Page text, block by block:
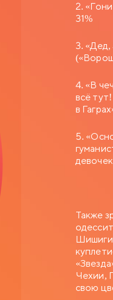
2.
31%
3.
4. «В
всё
в
5.
Также
Шишиги
Чехии,
свою